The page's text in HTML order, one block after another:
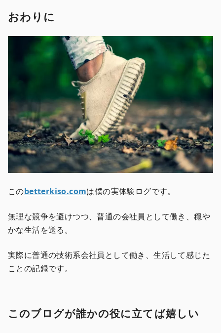
おわりに
このbetterkiso.comは僕の実体験ログです。
無理な競争を避けつつ、普通の会社員として働き、穏や
かな生活を送る。
実際に普通の技術系会社員として働き、生活して感じた
ことの記録です。
このブログが誰かの役に立てば嬉しい